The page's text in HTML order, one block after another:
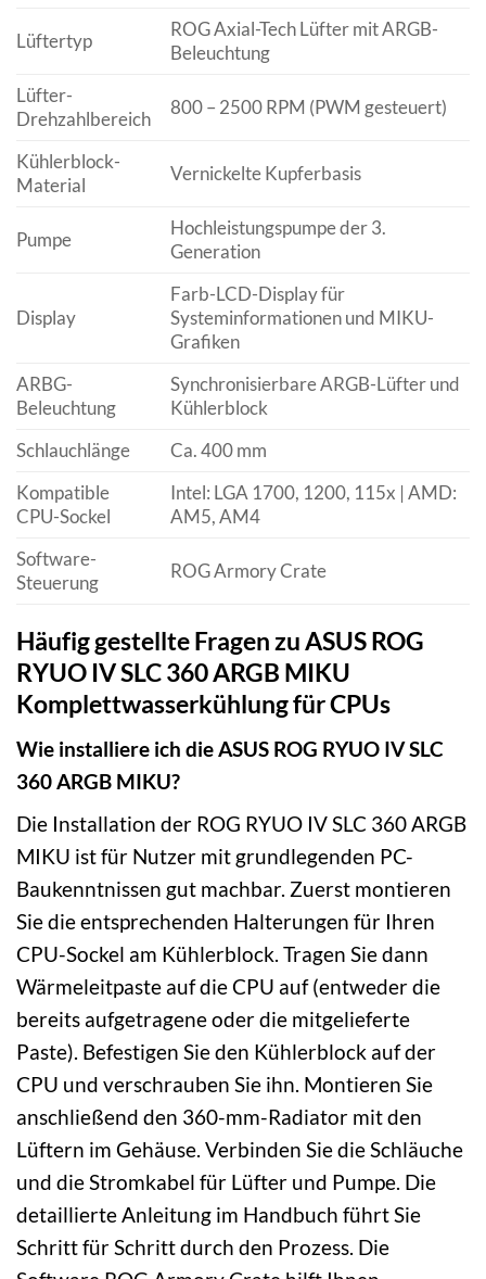
Lüftertyp
ROG Axial-Tech Lüfter mit ARGB-
Beleuchtung
Lüfter-
Drehzahlbereich
800 – 2500 RPM (PWM gesteuert)
Kühlerblock-
Material
Vernickelte Kupferbasis
Pumpe
Hochleistungspumpe der 3.
Generation
Display
Farb-LCD-Display für
Systeminformationen und MIKU-
Grafiken
ARBG-
Beleuchtung
Synchronisierbare ARGB-Lüfter und
Kühlerblock
Schlauchlänge
Ca. 400 mm
Kompatible
CPU-Sockel
Intel: LGA 1700, 1200, 115x | AMD:
AM5, AM4
Software-
Steuerung
ROG Armory Crate
Häufig gestellte Fragen zu ASUS ROG
RYUO IV SLC 360 ARGB MIKU
Komplettwasserkühlung für CPUs
Wie installiere ich die ASUS ROG RYUO IV SLC
360 ARGB MIKU?
Die Installation der ROG RYUO IV SLC 360 ARGB
MIKU ist für Nutzer mit grundlegenden PC-
Baukenntnissen gut machbar. Zuerst montieren
Sie die entsprechenden Halterungen für Ihren
CPU-Sockel am Kühlerblock. Tragen Sie dann
Wärmeleitpaste auf die CPU auf (entweder die
bereits aufgetragene oder die mitgelieferte
Paste). Befestigen Sie den Kühlerblock auf der
CPU und verschrauben Sie ihn. Montieren Sie
anschließend den 360-mm-Radiator mit den
Lüftern im Gehäuse. Verbinden Sie die Schläuche
und die Stromkabel für Lüfter und Pumpe. Die
detaillierte Anleitung im Handbuch führt Sie
Schritt für Schritt durch den Prozess. Die